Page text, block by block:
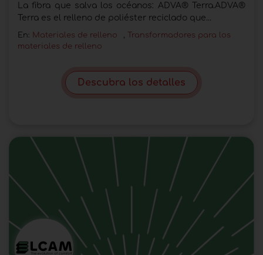
La fibra que salva los océanos: ADVA® Terra.ADVA®
Terra es el relleno de poliéster reciclado que...
En: Materiales de relleno
Transformadores para los
materiales de relleno
Descubra los detalles